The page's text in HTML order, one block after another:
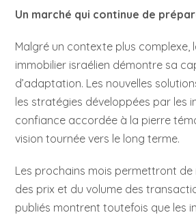
Un marché qui continue de
Malgré un contexte plus complexe,
immobilier israélien démontre sa
d’adaptation. Les nouvelles
les stratégies développées par les
confiance accordée à la pierre
vision tournée vers le long terme.
Les prochains mois permettront de
des prix et du volume des
publiés montrent toutefois que les